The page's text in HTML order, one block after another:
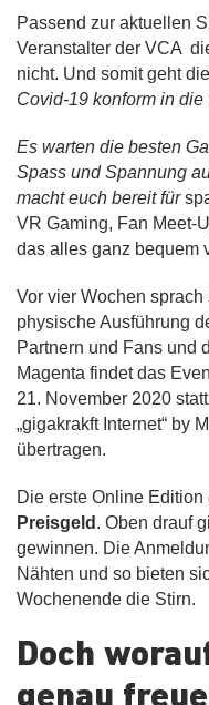
Passend zur aktuellen
Veranstalter der VCA
nicht. Und somit geht die
Covid-19 konform in die
Es warten die besten
Spass und Spannung
machteuch bereit für
VR Gaming, Fan Meet-
das alles ganz bequem
Vor vier Wochen
physische Ausführung
Partnern und Fans und
Magenta findet das
21. November 2020
„gigakrakft Internet“ by
übertragen.
Die erste Online
Preisgeld . Oben drauf
gewinnen. Die
Nähten und so bieten
Wochenende die Stirn.
Doch